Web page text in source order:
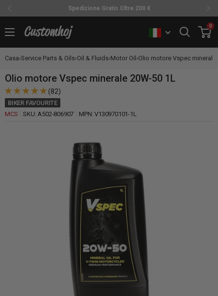
Spedizione Gratis Oltre 200 €
contenuto
Customhoj
0
Casa›Service Parts & Oils›Oil & Fluids›Motor Oil ›Olio motore Vspec minerale
Olio motore Vspec minerale 20W-50 1L
(82)
BIKER FAVOURITE
MCS
SKU: A502-806907 MPN:V130970101-1L